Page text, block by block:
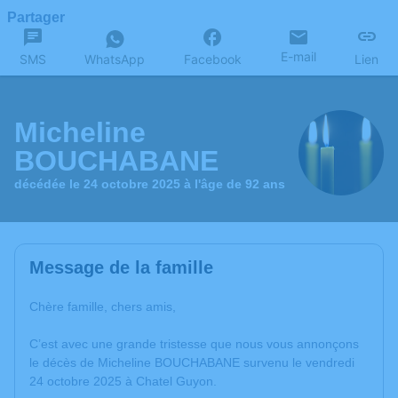
Partager
SMS WhatsApp Facebook E-mail Lien
Micheline
BOUCHABANE
décédée le 24 octobre 2025 à l'âge de 92 ans
Message de la famille
Chère famille, chers amis,
C’est avec une grande tristesse que nous vous annonçons
le décès de Micheline BOUCHABANE survenu le vendredi
24 octobre 2025 à Chatel Guyon.